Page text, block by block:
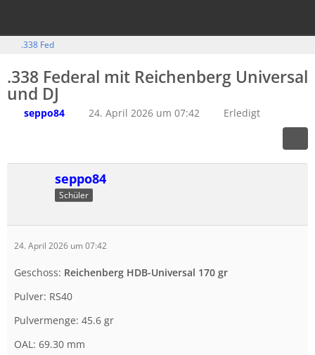
.338 Fed
.338 Federal mit Reichenberg Universal
und DJ
seppo84 24. April 2026 um 07:42 Erledigt
seppo84
Schüler
24. April 2026 um 07:42
Geschoss: Reichenberg HDB-Universal 170 gr
Pulver: RS40
Pulvermenge: 45.6 gr
OAL: 69.30 mm